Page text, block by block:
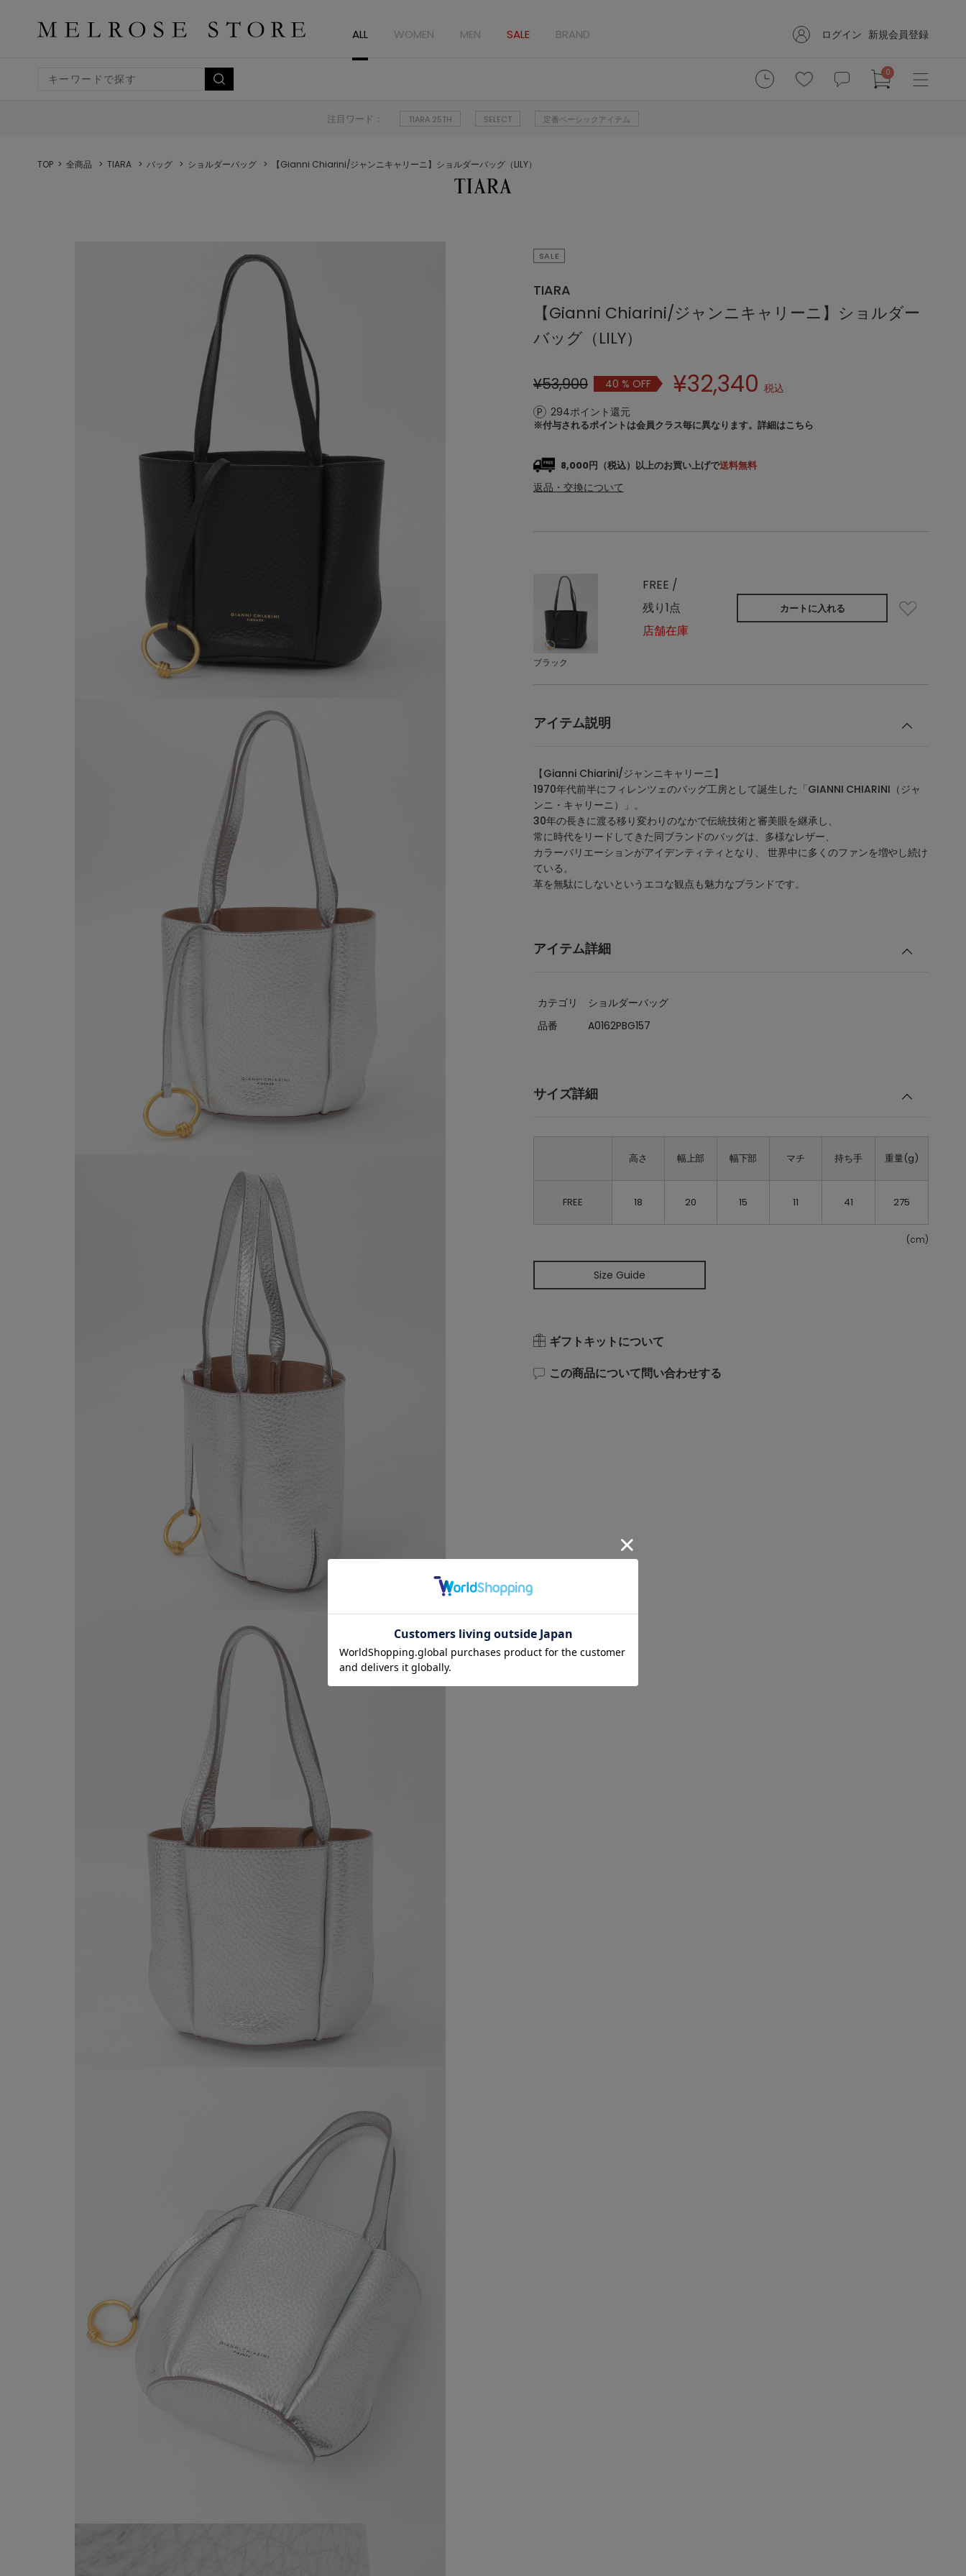
ALL WOMEN MEN SALE BRAND ログイン 新規会員登録
0
注目ワード： TIARA 25TH SELECT 定番ベーシックアイテム
TOP 全商品 TIARA バッグ ショルダーバッグ 【Gianni Chiarini/ジャンニキャリーニ】ショルダーバッグ（LILY）
SALE
TIARA
【Gianni Chiarini/ジャンニキャリーニ】ショルダー
バッグ（LILY）
¥53,900 40 % OFF ¥32,340 税込
294ポイント還元
※付与されるポイントは会員クラス毎に異なります。 詳細はこちら
8,000円（税込）以上のお買い上げで送料無料
返品・交換について
ブラック
FREE /
残り1点
店舗在庫
カートに入れる
アイテム説明
【Gianni Chiarini/ジャンニキャリーニ】
1970年代前半にフィレンツェのバッグ工房として誕生した「GIANNI CHIARINI（ジャ
ンニ・キャリーニ）」。
30年の長きに渡る移り変わりのなかで伝統技術と審美眼を継承し、
常に時代をリードしてきた同ブランドのバッグは、多様なレザー、
カラーバリエーションがアイデンティティとなり、 世界中に多くのファンを増やし続け
ている。
革を無駄にしないというエコな観点も魅力なブランドです。
アイテム詳細
カテゴリ
ショルダーバッグ
品番
A0162PBG157
サイズ詳細
高さ 幅上部 幅下部 マチ 持ち手 重量(g)
FREE 18 20 15 11 41 275
(cm)
Size Guide
ギフトキットについて
この商品について問い合わせする